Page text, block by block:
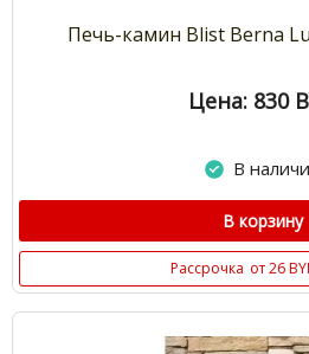
Печь-камин Blist Berna
Цена: 830
В
В корзину
Рассрочка от 26